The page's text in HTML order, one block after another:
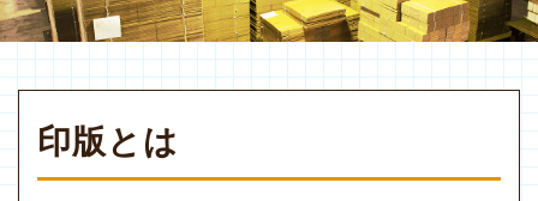
n
e
n
t
印版とは